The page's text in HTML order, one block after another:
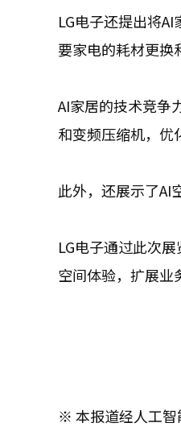
LG电子还提出将
要家电的耗材更换
AI家居的技术竞争
和变频压缩机，优
此外，还展示了AI
LG电子通过此次
空间体验，扩展业
※ 本报道经人工智